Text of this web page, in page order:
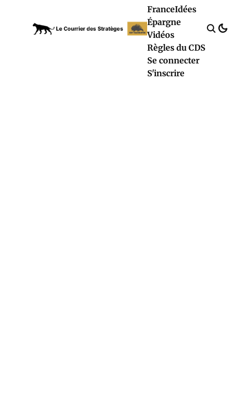
FranceIdées
Épargne
Vidéos
Règles du CDS
Se connecter
S'inscrire